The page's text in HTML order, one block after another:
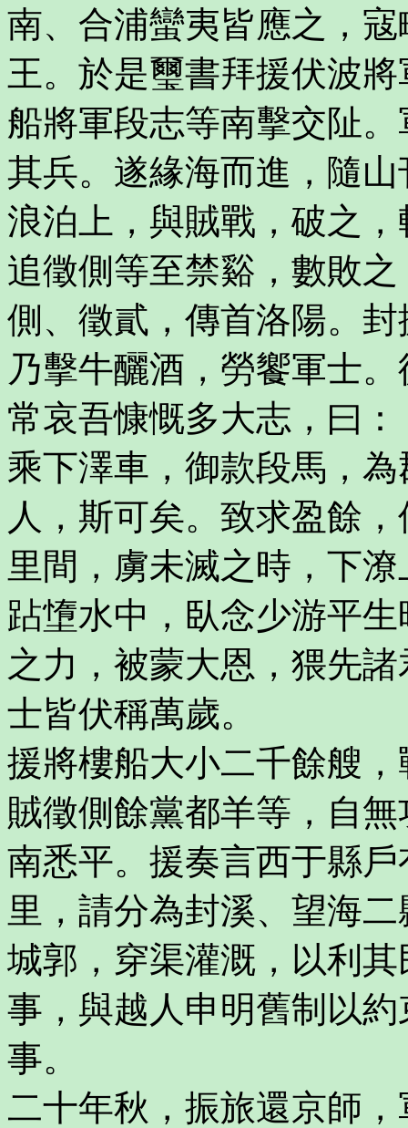
南、合浦蠻夷皆應之，
王。於是璽書拜援伏波
船將軍段志等南擊交阯
其兵。遂緣海而進，隨
浪泊上，與賊戰，破之
追徵側等至禁谿，數敗
側、徵貳，傳首洛陽。
乃擊牛釃酒，勞饗軍士
常哀吾慷慨多大志，曰
乘下澤車，御款段馬，
人，斯可矣。致求盈餘
里間，虜未滅之時，下
跕墯水中，臥念少游平
之力，被蒙大恩，猥先
士皆伏稱萬歲。
援將樓船大小二千餘艘
賊徵側餘黨都羊等，自
南悉平。援奏言西于縣
里，請分為封溪、望海
城郭，穿渠灌溉，以利
事，與越人申明舊制以
事。
二十年秋，振旅還京師